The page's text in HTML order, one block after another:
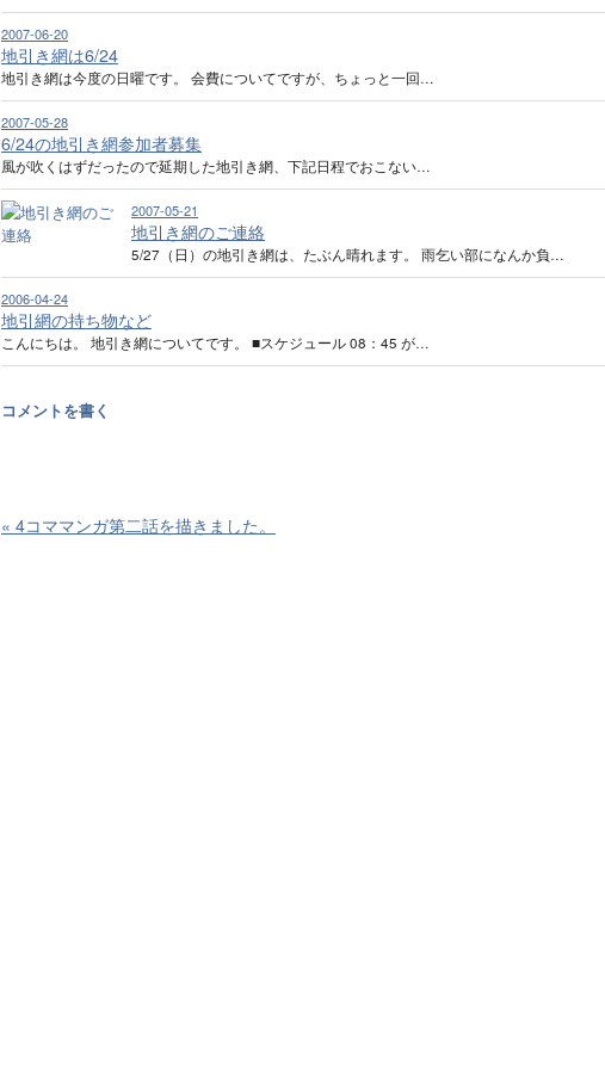
2007-06-20
地引き網は6/24
地引き網は今度の日曜です。 会費についてですが、ちょっと一回…
2007-05-28
6/24の地引き網参加者募集
風が吹くはずだったので延期した地引き網、下記日程でおこない…
2007-05-21
地引き網のご連絡
5/27（日）の地引き網は、たぶん晴れます。 雨乞い部になんか負…
2006-04-24
地引網の持ち物など
こんにちは。 地引き網についてです。 ■スケジュール 08：45 が…
コメントを書く
« 4コママンガ第二話を描きました。